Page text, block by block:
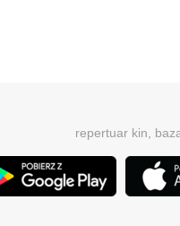
repertuar kin,